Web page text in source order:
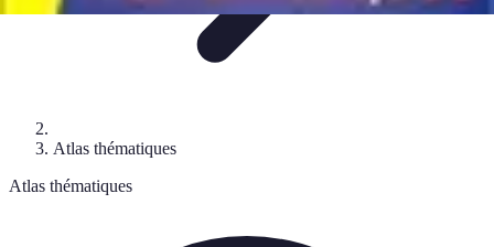
Atlas thématiques
Atlas thématiques